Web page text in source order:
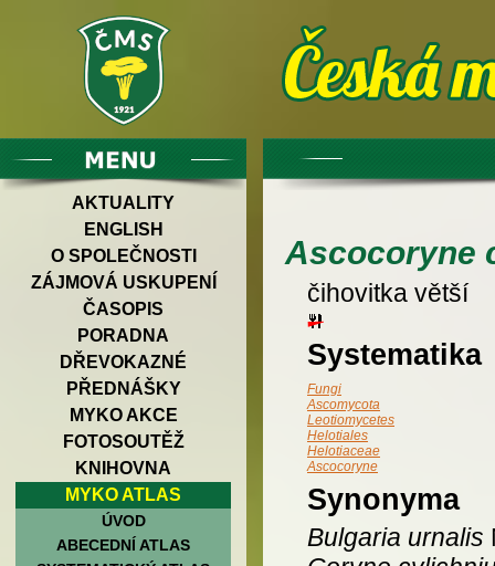
AKTUALITY
ENGLISH
O SPOLEČNOSTI
ZÁJMOVÁ USKUPENÍ
ČASOPIS
PORADNA
DŘEVOKAZNÉ
PŘEDNÁŠKY
MYKO AKCE
FOTOSOUTĚŽ
KNIHOVNA
MYKO ATLAS
ÚVOD
ABECEDNÍ ATLAS
Ascocoryne
čihovitka větší
Systematika
Fungi
Ascomycota
Leotiomycetes
Helotiales
Helotiaceae
Ascocoryne
Synonyma
Bulgaria urnalis